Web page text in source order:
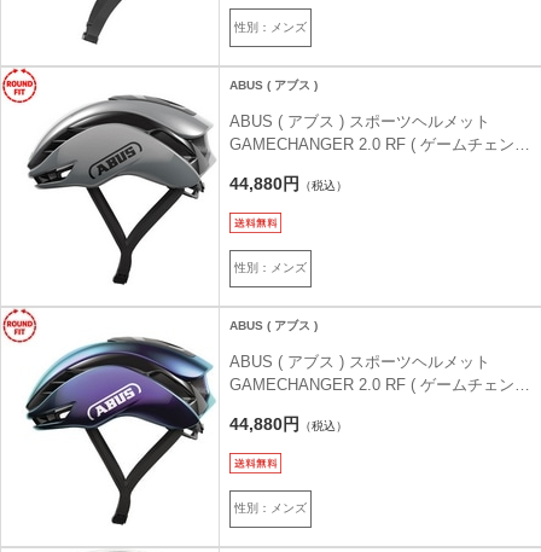
性別：メンズ
ABUS ( アブス )
ABUS ( アブス ) スポーツヘルメット
GAMECHANGER 2.0 RF ( ゲームチェンジ
ROUND FIT ( 57-61cm )
44,880円 （税込）
性別：メンズ
ABUS ( アブス )
ABUS ( アブス ) スポーツヘルメット
GAMECHANGER 2.0 RF ( ゲームチェンジ
ップパープル ROUND FIT ( 57-61cm )
44,880円 （税込）
性別：メンズ